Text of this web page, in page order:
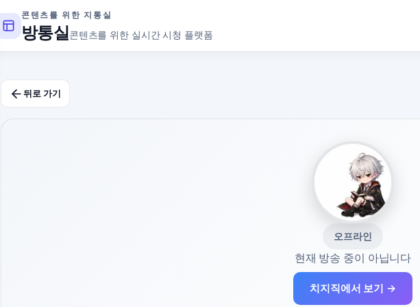
콘텐츠를 위한 지통실
방통실콘텐츠를 위한 실시간 시청 플랫폼
뒤로 가기
오프라인
현재 방송 중이 아닙니다
치지직에서 보기 →